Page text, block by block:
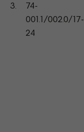
3.
74-
001.1/002.0/17-
24